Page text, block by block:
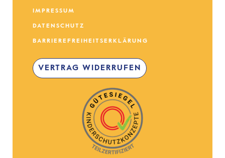
IMPRESSUM
DATENSCHUTZ
BARRIEREFREIHEITSERKLÄRUNG
VERTRAG WIDERRUFEN